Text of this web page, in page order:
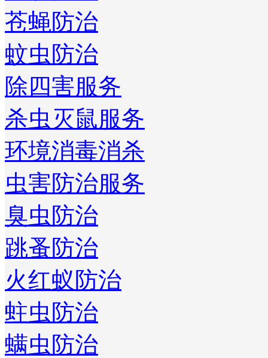
苍蝇防治
蚊虫防治
除四害服务
杀虫灭鼠服务
环境消毒消杀
虫害防治服务
臭虫防治
跳蚤防治
火红蚁防治
蛀虫防治
螨虫防治